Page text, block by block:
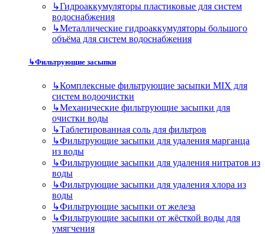
↳Гидроаккумуляторы пластиковые для систем
водоснабжения
↳Металлические гидроаккумуляторы большого
объёма для систем водоснабжения
↳Фильтрующие засыпки
↳Комплексные фильтрующие засыпки MIX для
систем водоочистки
↳Механические фильтрующие засыпки для
очистки воды
↳Таблетированная соль для фильтров
↳Фильтрующие засыпки для удаления марганца
из воды
↳Фильтрующие засыпки для удаления нитратов из
воды
↳Фильтрующие засыпки для удаления хлора из
воды
↳Фильтрующие засыпки от железа
↳Фильтрующие засыпки от жёсткой воды для
умягчения